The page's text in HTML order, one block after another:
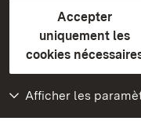
Accepter
uniquement les
cookies
Afficher les
plus loin
Accueil
Monuments
Rendez-nous visite